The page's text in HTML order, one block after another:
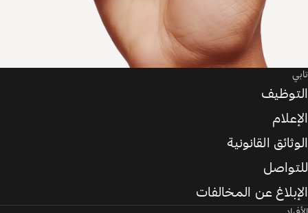
تابي
التوظيف
الإعلام
الوثائق القانونية
للتواصل
الإبلاغ عن المخالفات